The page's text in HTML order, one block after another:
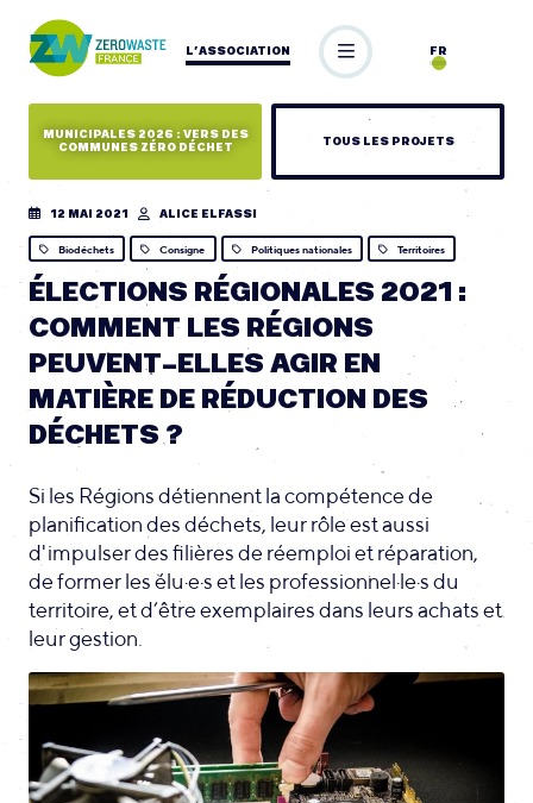
L’ASSOCIATION FR
MUNICIPALES 2026 : VERS DES
COMMUNES ZÉRO DÉCHET
TOUS LES PROJETS
12 MAI 2021 ALICE ELFASSI
Biodéchets Consigne Politiques nationales Territoires
ÉLECTIONS RÉGIONALES 2021 :
COMMENT LES RÉGIONS
PEUVENT-ELLES AGIR EN
MATIÈRE DE RÉDUCTION DES
DÉCHETS ?
Si les Régions détiennent la compétence de
planification des déchets, leur rôle est aussi
d'impulser des filières de réemploi et réparation,
de former les élu·e·s et les professionnel·le·s du
territoire, et d’être exemplaires dans leurs achats et
leur gestion.